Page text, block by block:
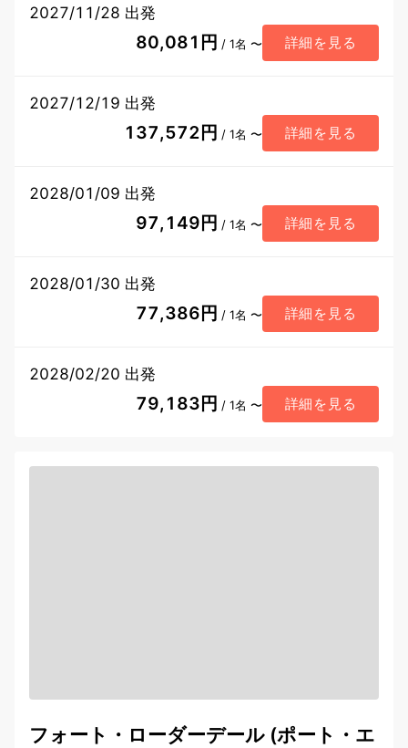
2027/11/28 出発
80,081円 / 1名 〜 詳細を見る
2027/12/19 出発
137,572円 / 1名 〜 詳細を見る
2028/01/09 出発
97,149円 / 1名 〜 詳細を見る
2028/01/30 出発
77,386円 / 1名 〜 詳細を見る
2028/02/20 出発
79,183円 / 1名 〜 詳細を見る
フォート・ローダーデール (ポート・エ